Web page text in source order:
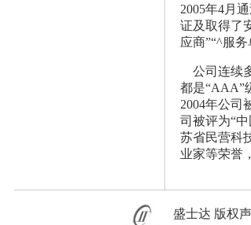
2005年4月
证及取得了
应商”“^服务
公司连续
都是“AAA”
2004年公司
司被评为“
苏省民营科
业家等荣誉
盛士达 版权